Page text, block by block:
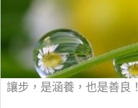
讓步，是涵養，也是善良！